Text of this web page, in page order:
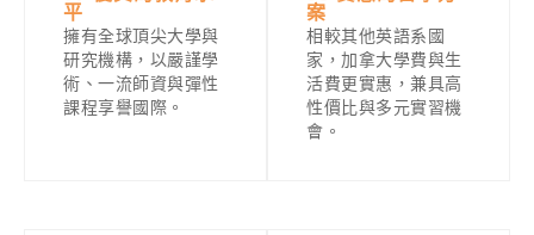
平
擁有全球頂尖大學與
研究機構，以嚴謹學
術、一流師資與彈性
課程享譽國際。
案
相較其他英語系國
家，加拿大學費與生
活費更實惠，兼具高
性價比與多元實習機
會。